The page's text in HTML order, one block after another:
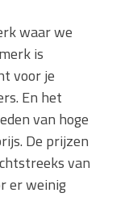
waar we
is
voor je
En het
van hoge
De prijzen
van
er weinig